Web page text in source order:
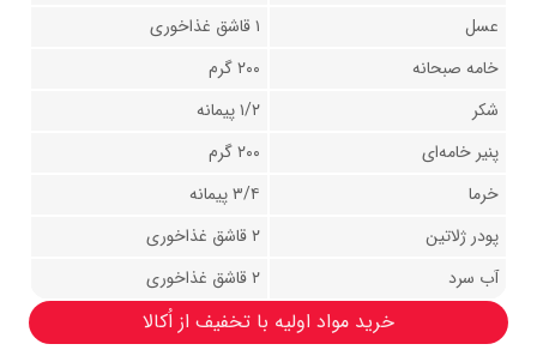
عسل
۱ قاشق غذاخوری
خامه صبحانه
۲۰۰ گرم
شکر
۱/۲ پیمانه
پنیر خامه‌ای
۲۰۰ گرم
خرما
۳/۴ پیمانه
پودر ژلاتین
۲ قاشق غذاخوری
آب سرد
۲ قاشق غذاخوری
خرید مواد اولیه با تخفیف از اُکالا